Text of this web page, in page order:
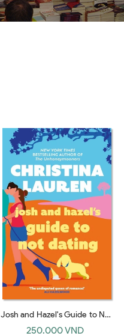
Josh and Hazel's Guide to Not
Dating
250.000 VND